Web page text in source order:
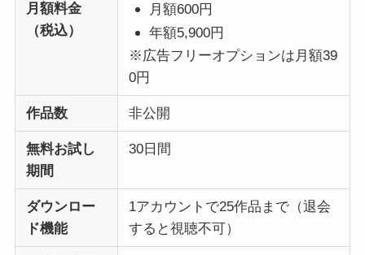
月額料金
（税込）
月額600円
年額5,900円
※広告フリーオプションは月額39
0円
作品数 非公開
無料お試し
期間
30日間
ダウンロー
ド機能
1アカウントで25作品まで（退会
すると視聴不可）